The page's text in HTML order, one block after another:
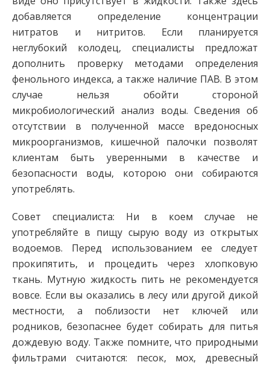
добавляется определение концентрации
нитратов и нитритов. Если планируется
неглубокий колодец, специалисты предложат
дополнить проверку методами определения
фенольного индекса, а также наличие ПАВ. В этом
случае нельзя обойти стороной
микробиологический анализ воды. Сведения об
отсутствии в полученной массе вредоносных
микроорганизмов, кишечной палочки позволят
клиентам быть уверенными в качестве и
безопасности воды, которою они собираются
употреблять.
Совет специалиста: Ни в коем случае не
употребляйте в пищу сырую воду из открытых
водоемов. Перед использованием ее следует
прокипятить, и процедить через хлопковую
ткань. Мутную жидкость пить не рекомендуется
вовсе. Если вы оказались в лесу или другой дикой
местности, а поблизости нет ключей или
родников, безопаснее будет собирать для питья
дождевую воду. Также помните, что природными
фильтрами считаются: песок, мох, древесный